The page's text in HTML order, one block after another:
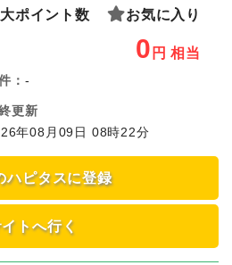
ポイント数 お気に入り
0 円 相当
： -
更新
年08月09日 08時22分
ハピタスに登録
トへ行く